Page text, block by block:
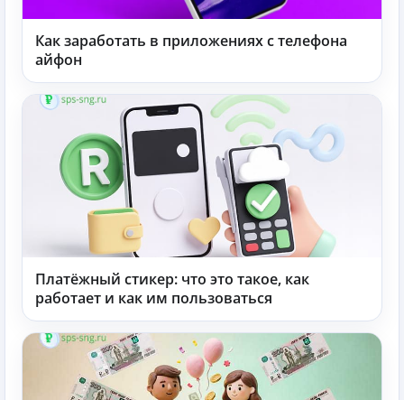
Как заработать в приложениях с телефона
айфон
Платёжный стикер: что это такое, как
работает и как им пользоваться